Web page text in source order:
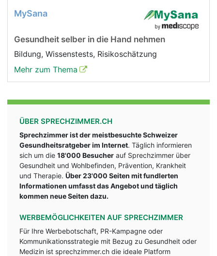
MySana
Gesundheit selber in die Hand nehmen
Bildung, Wissenstests, Risikoschätzung
Mehr zum Thema
ÜBER SPRECHZIMMER.CH
Sprechzimmer ist der meistbesuchte Schweizer
Gesundheitsratgeber im Internet. Täglich informieren
sich um die 18'000 Besucher auf Sprechzimmer über
Gesundheit und Wohlbefinden, Prävention, Krankheit
und Therapie. Über 23'000 Seiten mit fundlerten
Informationen umfasst das Angebot und täglich
kommen neue Seiten dazu.
WERBEMÖGLICHKEITEN AUF SPRECHZIMMER
Für Ihre Werbebotschaft, PR-Kampagne oder
Kommunikationsstrategie mit Bezug zu Gesundheit oder
Medizin ist sprechzimmer.ch die ideale Platform